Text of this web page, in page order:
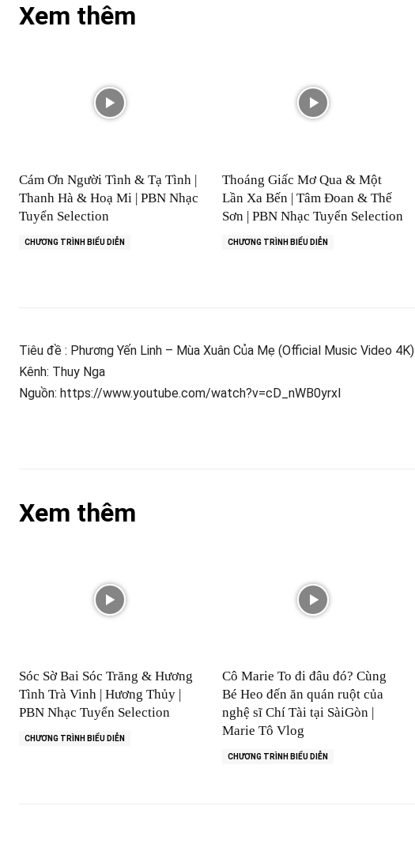
Xem thêm
Cám Ơn Người Tình & Tạ Tình |
Thanh Hà & Hoạ Mi | PBN Nhạc
Tuyển Selection
CHƯƠNG TRÌNH BIỂU DIỄN
Thoáng Giấc Mơ Qua & Một
Lần Xa Bến | Tâm Đoan & Thế
Sơn | PBN Nhạc Tuyển Selection
CHƯƠNG TRÌNH BIỂU DIỄN
Tiêu đề : Phương Yến Linh – Mùa Xuân Của Mẹ (Official Music Video 4K)
Kênh: Thuy Nga
Nguồn: https://www.youtube.com/watch?v=cD_nWB0yrxI
Xem thêm
Sóc Sờ Bai Sóc Trăng & Hương
Tình Trà Vinh | Hương Thủy |
PBN Nhạc Tuyển Selection
CHƯƠNG TRÌNH BIỂU DIỄN
Cô Marie To đi đâu đó? Cùng
Bé Heo đến ăn quán ruột của
nghệ sĩ Chí Tài tại SàiGòn |
Marie Tô Vlog
CHƯƠNG TRÌNH BIỂU DIỄN